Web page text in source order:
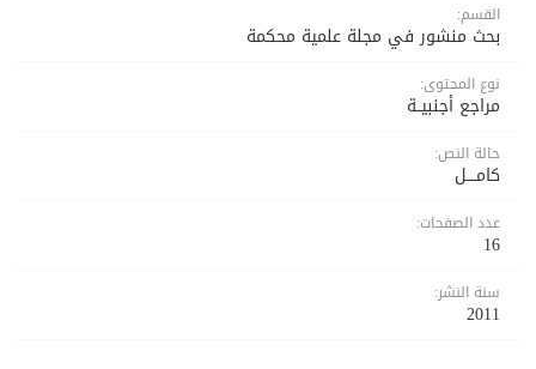
القسم:
بحث منشور في مجلة علمية محكمة
نوع المحتوى:
مراجع أجنبيــة
حالة النص:
كامــــل
عدد الصفحات:
16
سنة النشر:
2011